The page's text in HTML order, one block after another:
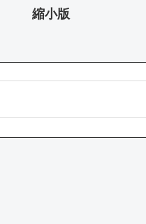
縮小版